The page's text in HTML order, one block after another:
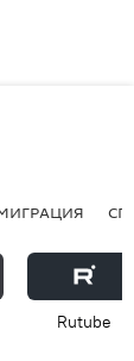
Rutube